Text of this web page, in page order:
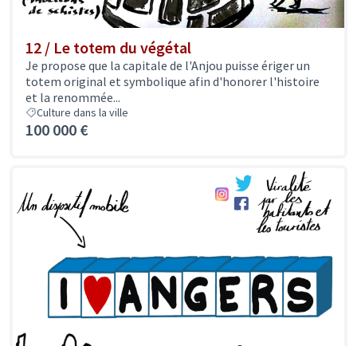
12 / Le totem du végétal
Je propose que la capitale de l'Anjou puisse ériger un
totem original et symbolique afin d'honorer l'histoire
et la renommée...
Culture dans la ville
100 000 €